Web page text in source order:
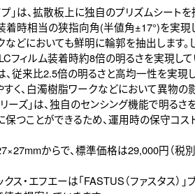
」は、拡散板上に独自のプリズムシートを
着時相当の狭指向角(半値角±17°)を実現
どにおいても鮮明に輪郭を抽出します。
フィルム装着時約8倍の明るさを実現して
、従来比2.5倍の明るさと高均一性を実
く、白濁樹脂ワークなどにおいて異物の
ーズ」は、独自のセンシング機能で明る
つことができるため、運用時の保守コス
からで、標準価格は29,000円（税別
ス・エフエーは「FASTUS（ファスタス）